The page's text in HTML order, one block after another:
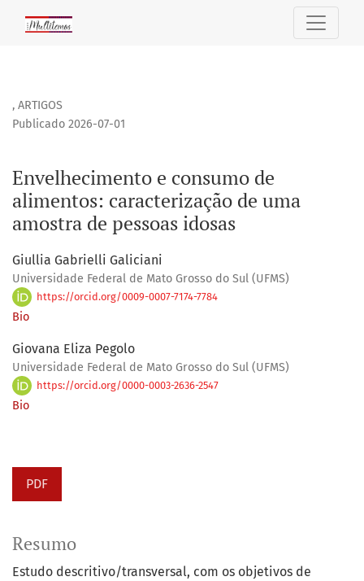
Envelhecimento e consumo de alimentos: caracterização
, ARTIGOS
Envelhecimento e consumo de
alimentos: caracterização de uma
amostra de pessoas idosas
Publicado 2026-07-01
Giullia Gabrielli Galiciani
Universidade Federal de Mato Grosso do Sul (UFMS)
https://orcid.org/0009-0007-7174-7784
Bio
Giovana Eliza Pegolo
Universidade Federal de Mato Grosso do Sul (UFMS)
https://orcid.org/0000-0003-2636-2547
Bio
PDF
Resumo
Estudo descritivo/transversal, com os objetivos de